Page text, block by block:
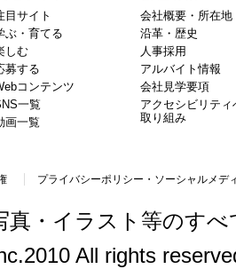
目サイト
ぶ・育てる
しむ
募する
コンテンツ
一覧
画一覧
会社概要・所在地
沿革・歴史
人事採用
アルバイト情報
会社見学要項
アクセシビリティ
取り組み
プライバシーポリシー・ソーシャルメデ
真・イラスト等のす
All rights